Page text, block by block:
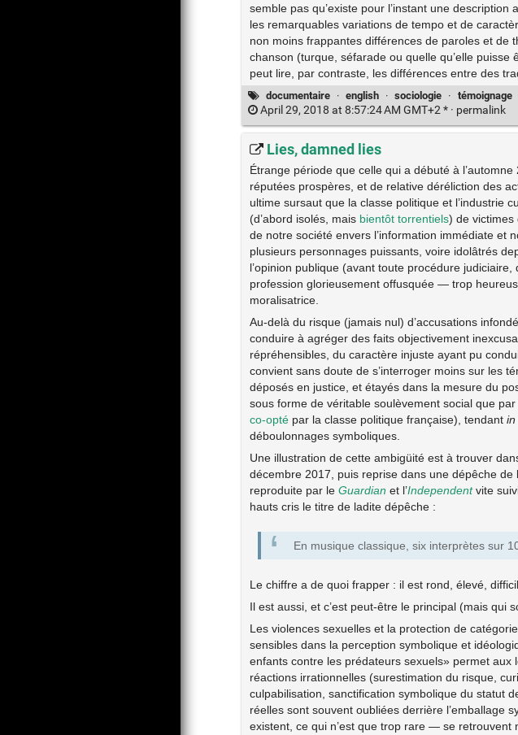
semble pas qu’existe pour l’instant une
les remarquables variations de tempo et de
non moins frappantes différences de paroles et de
chanson (turque, séfarade ou quelle qu’elle puisse
peut lire, par contraste, les différences entre des
documentaire · english · sociologie · témoignage
April 29, 2018 at 8:57:24 AM GMT+2 * · permalink
Lies, damned lies
Étrange période que celle qui a débuté à
réputées prospères, et de relative déréliction des
ultime sursaut que la classe politique et l’industrie
(d’abord isolés, mais bientôt torrentiels) de victimes
de notre société envers l’information immédiate et
plusieurs personnages puissants, voire idolâtrés
l’opinion publique (avant toute procédure
profession glorieusement offusquée — trop
moralisatrice.
Au-delà du risque (jamais nul) d’accusations
conduire à agréger des faits objectivement
répréhensibles, du caractère injuste ayant pu
convient sans doute de s’interroger moins sur les
déposés en justice, et étayés dans la mesure du
sous forme de véritable soulèvement social que
co-optépar la classe politique française), tendant in
déboulonnages symboliques.
Une illustration de cette ambigüité est à trouver
décembre 2017, puis reprise dans une dépêche
reproduite par le Guardian et l’Independentvite
hauts cris le titre de ladite dépêche :
En musique classique, six interprètes sur
Le chiffre a de quoi frapper : il est rond, élevé,
Il est aussi, et c’est peut-être le principal (mais qui
Les violences sexuelles et la protection de
sensibles dans la perception symbolique et
enfants contre les prédateurs sexuels» permet
réactions irrationnelles (surestimation du risque,
culpabilisation, sanctification symbolique du statut
réelles sont souvent oubliées derrière l’emballage
existent, ce qui n’est que trop rare — se